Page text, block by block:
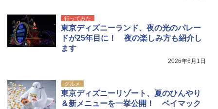
人用 簡単設置 ポップアップテント PATC-15
0B エクルベージュ
￥10,990
ンパクト多機能設計 持ち運び便利 アウトド
ア/オフィス/教育現場/展示会用 緑
￥1,180
行ってみた
東京ディズニーランド、夜の光のパレー
ドが25年目に！ 夜の楽しみ方も紹介し
ます
2026年6月1日
グルメ
東京ディズニーリゾート、夏のひんやり
＆新メニューを一挙公開！ ベイマック